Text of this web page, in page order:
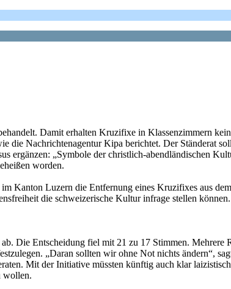
Damit erhalten Kruzifixe in Klassenzimmern
die Nachrichtenagentur Kipa berichtet. Der Ständerat
ergänzen: „Symbole der christlich-abendländischen
worden.
Kanton Luzern die Entfernung eines Kruzifixes aus
die schweizerische Kultur infrage stellen können.
Die Entscheidung fiel mit 21 zu 17 Stimmen. Mehrere
„Daran sollten wir ohne Not nichts ändern“,
Mit der Initiative müssten künftig auch klar
wollen.